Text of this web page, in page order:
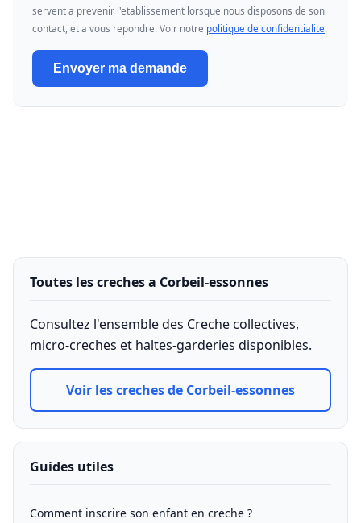
servent a prevenir l'etablissement lorsque nous disposons de son
contact, et a vous repondre. Voir notre politique de confidentialite.
Envoyer ma demande
Toutes les creches a Corbeil-essonnes
Consultez l'ensemble des Creche collectives,
micro-creches et haltes-garderies disponibles.
Voir les creches de Corbeil-essonnes
Guides utiles
Comment inscrire son enfant en creche ?